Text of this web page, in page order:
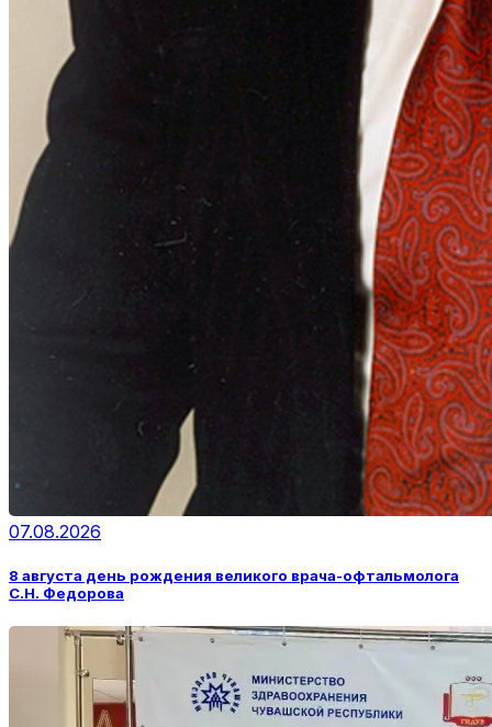
07.08.2026
8 августа день рождения великого врача-офтальмолога
С.Н. Федорова